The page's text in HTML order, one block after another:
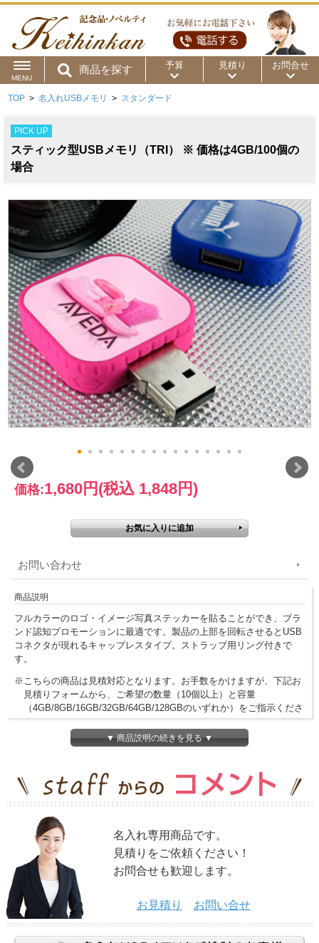
MENU
商品を探す 予算
用途から
商品カテゴリ
価格帯から
～50円
～300円 ～500円 ～1,000円
～15,000円 ～20,000円 ～30,000円
～50,000円 50,001円～
見積り お問合せ
TOP > 名入れUSBメモリ > スタンダード
PICK UP
スティック型USBメモリ（TRI） ※ 価格は4GB/100個の
場合
価格:1,680円 (税込 1,848円)
お問い合わせ
商品説明
フルカラーのロゴ・イメージ写真ステッカーを貼ることができ、ブラ
ンド認知プロモーションに最適です。製品の上部を回転させるとUSB
コネクタが現れるキャップレスタイプ。ストラップ用リング付きで
す。
※こちらの商品は見積対応となります。お手数をかけますが、下記お
見積りフォームから、ご希望の数量（10個以上）と容量
（4GB/8GB/16GB/32GB/64GB/128GBのいずれか）をご指示くださ
い。
※こちらの商品は、名入れ専用商品です。名入れなしでの、ご対応は
▼ 商品説明の続きを見る ▼
名入れ専用商品です。
見積りをご依頼ください！
お問合せも歓迎します。
お見積り お問い合せ